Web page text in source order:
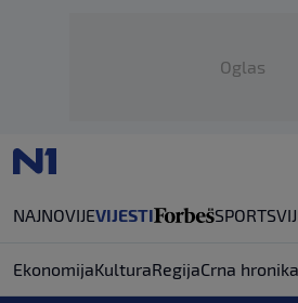
Oglas
NAJNOVIJEVIJESTI SPORT
EkonomijaKulturaRegijaCrna hronika